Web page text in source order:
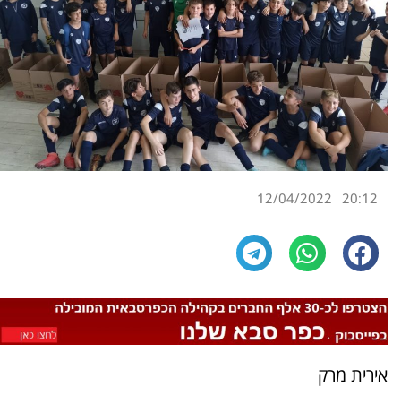
20:12
12/04/2022
אירית מרק